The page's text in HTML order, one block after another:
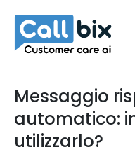
Messaggio
automatico:
utilizzarlo?